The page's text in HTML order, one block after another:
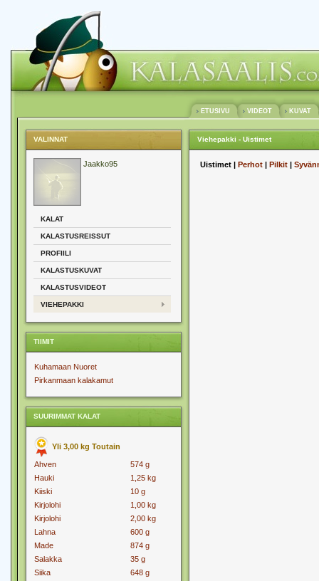
ETUSIVU VIDEOT KUVAT
VALINNAT
Jaakko95
KALAT
KALASTUSREISSUT
PROFIILI
KALASTUSKUVAT
KALASTUSVIDEOT
VIEHEPAKKI
TIIMIT
Kuhamaan Nuoret
Pirkanmaan kalakamut
SUURIMMAT KALAT
Yli 3,00 kg Toutain
Ahven
574 g
Hauki
1,25 kg
Kiiski
10 g
Kirjolohi
1,00 kg
Kirjolohi
2,00 kg
Lahna
600 g
Made
874 g
Salakka
35 g
Siika
648 g
Viehepakki - Uistimet
Uistimet | Perhot | Pilkit |